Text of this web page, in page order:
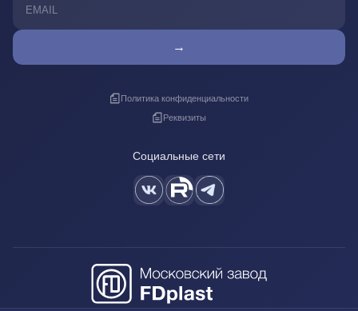
→
Политика конфиденциальности
Реквизиты
Социальные сети